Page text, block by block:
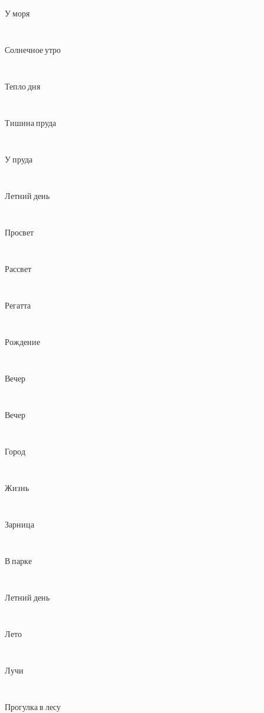
У моря
Солнечное утро
Тепло дня
Тишина пруда
У пруда
Летний день
Просвет
Рассвет
Регатта
Рождение
Вечер
Вечер
Город
Жизнь
Зарница
В парке
Летний день
Лето
Лучи
Прогулка в лесу